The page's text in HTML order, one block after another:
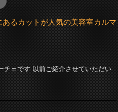
るカットが人気の美容室カルマ
チェです 以前ご紹介させていただい